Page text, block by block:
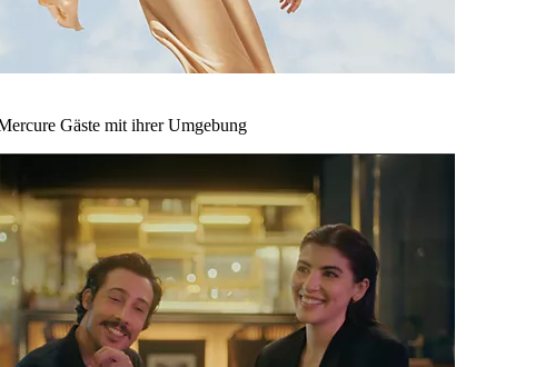
Gäste mit ihrer Umgebung